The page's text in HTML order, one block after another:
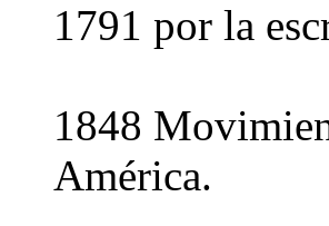
1791 por la
1848
América.